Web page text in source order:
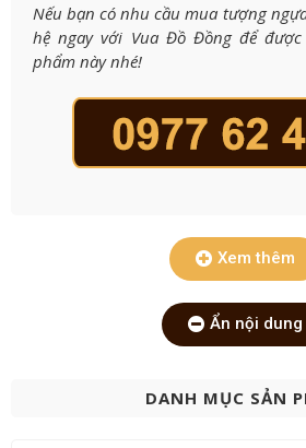
Nếu bạn có nhu cầu mua tượng
hệ ngay với Vua Đồ Đồng để
phẩm này nhé!
Xem thêm
Ẩn nội dung
DANH MỤC SẢN